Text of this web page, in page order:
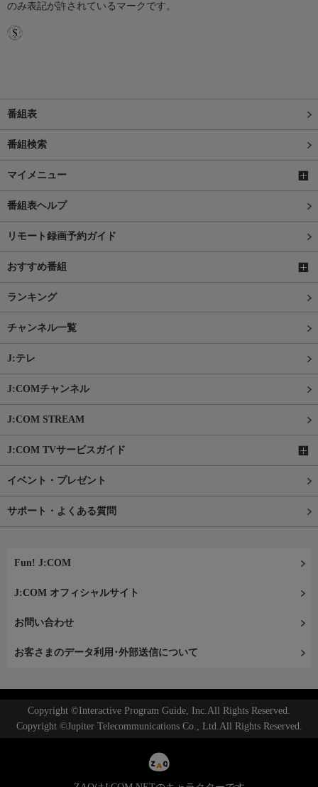
のみ表記が許されているマークです。
番組表
番組検索
マイメニュー
番組表ヘルプ
リモート録画予約ガイド
おすすめ番組
ランキング
チャンネル一覧
J:テレ
J:COMチャンネル
J:COM STREAM
J:COM TVサービスガイド
イベント・プレゼント
サポート・よくある質問
Fun! J:COM
J:COM オフィシャルサイト
お問い合わせ
お客さまのデータ利用･外部送信について
Copyright ©Interactive Program Guide, Inc.All Rights Reserved.
Copyright ©Jupiter Telecommunications Co., Ltd.All Rights Reserved.